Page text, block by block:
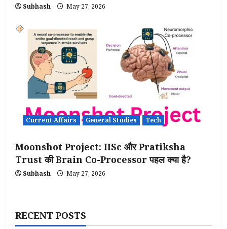
Subhash May 27, 2026
Current Affairs General Studies Tech
Moonshot Project: IISc और Pratiksha
Trust की Brain Co-Processor पहल क्या है?
Subhash May 27, 2026
RECENT POSTS